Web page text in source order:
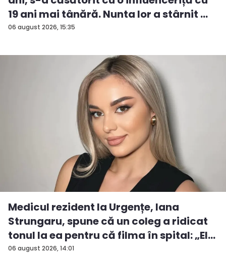
06 august 2026, 15:35
19 ani mai tânără. Nunta lor a stârnit ...
06 august 2026, 14:01
Medicul rezident la Urgențe, Iana
Strungaru, spune că un coleg a ridicat
tonul la ea pentru că filma în spital: „El
a...